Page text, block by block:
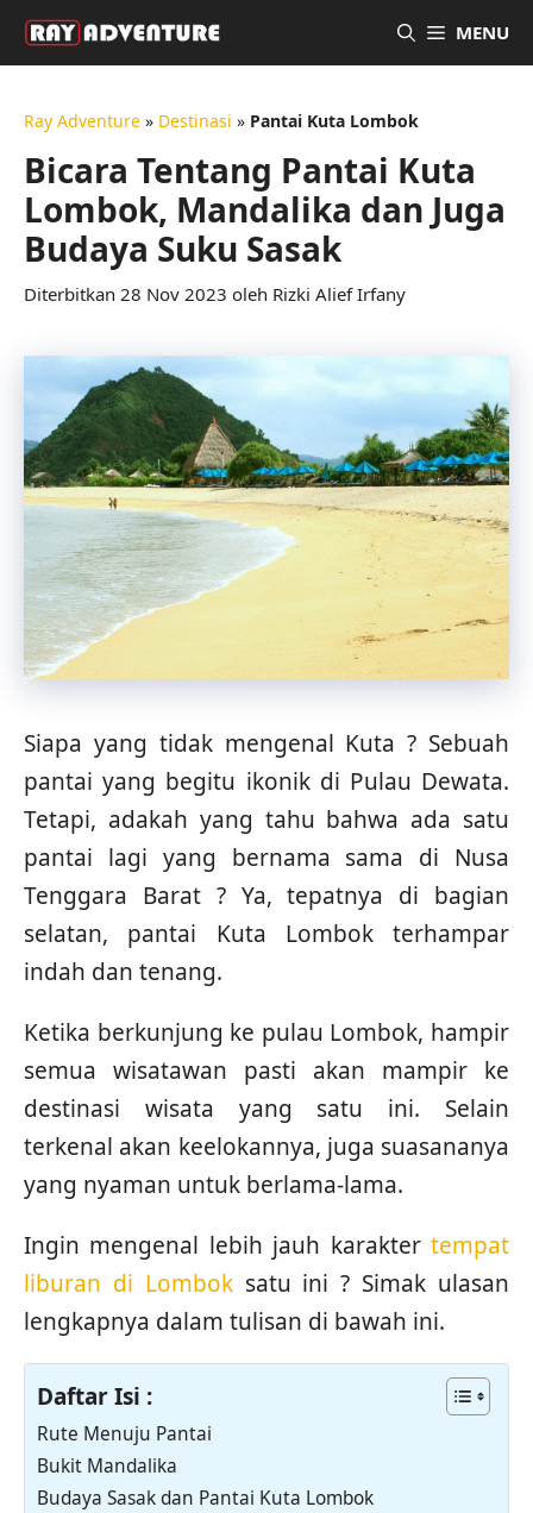
Langsung
MENU
Ray Adventure » Destinasi » Pantai Kuta Lombok
Bicara Tentang Pantai Kuta
Lombok, Mandalika dan Juga
Budaya Suku Sasak
28 Nov 2023 oleh Rizki Alief Irfany
Siapa yang tidak mengenal Kuta ? Sebuah
pantai yang begitu ikonik di Pulau Dewata.
Tetapi, adakah yang tahu bahwa ada satu
pantai lagi yang bernama sama di Nusa
Tenggara Barat ? Ya, tepatnya di bagian
selatan, pantai Kuta Lombok terhampar
indah dan tenang.
Ketika berkunjung ke pulau Lombok, hampir
semua wisatawan pasti akan mampir ke
destinasi wisata yang satu ini. Selain
terkenal akan keelokannya, juga suasananya
yang nyaman untuk berlama-lama.
Ingin mengenal lebih jauh karakter tempat
liburan di Lomboksatu ini ? Simak ulasan
lengkapnya dalam tulisan di bawah ini.
Daftar Isi :
Rute Menuju Pantai
Bukit Mandalika
Budaya Sasak dan Pantai Kuta Lombok